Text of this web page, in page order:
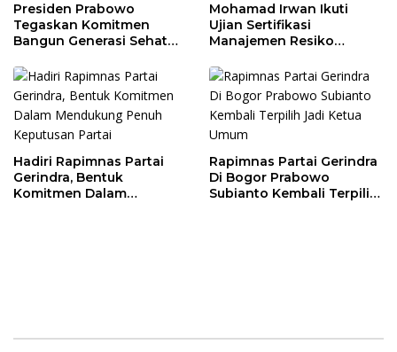
Presiden Prabowo
Tegaskan Komitmen
Bangun Generasi Sehat
Mohamad Irwan Ikuti
Ujian Sertifikasi
Manajemen Resiko
Hadiri Rapimnas Partai
Gerindra, Bentuk
Komitmen Dalam
Rapimnas Partai Gerindra
Di Bogor Prabowo
Subianto Kembali Terpilih